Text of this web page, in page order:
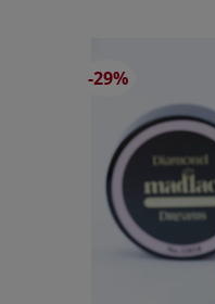
-29%